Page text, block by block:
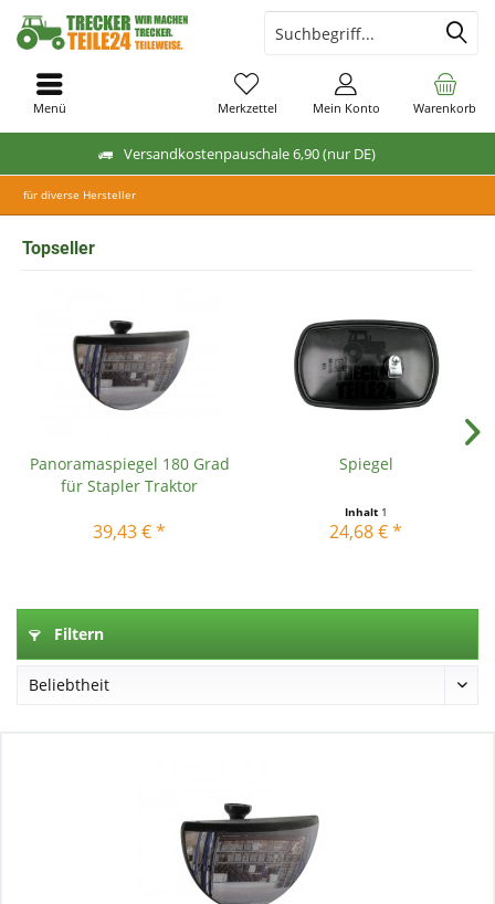
Versandkostenpauschale 6,90 (nur DE)
Warenkorb
Merkzettel Mein Konto
Menü
für diverse Hersteller
Topseller
Panoramaspiegel 180 Grad
für Stapler Traktor
39,43 € *
Spiegel
Inhalt 1
24,68 € *
Filtern